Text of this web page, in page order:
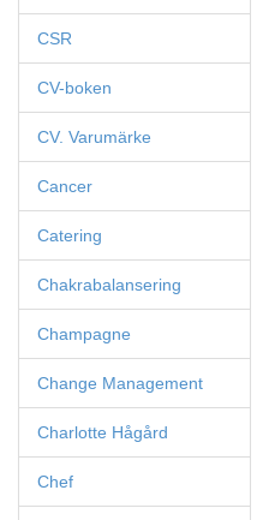
CSR
CV-boken
CV. Varumärke
Cancer
Catering
Chakrabalansering
Champagne
Change Management
Charlotte Hågård
Chef